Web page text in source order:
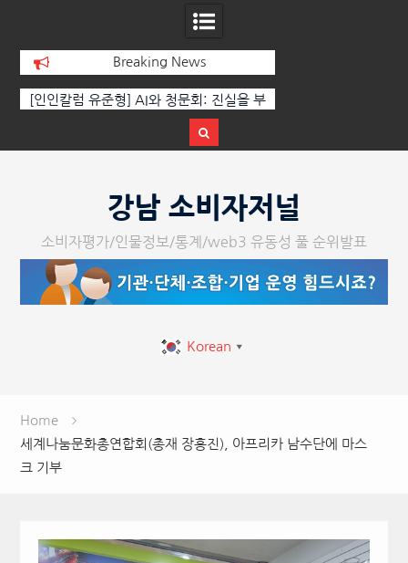
Breaking News
‘K-AI 아트 거장’ 장인보 감독, Ai 기술에
페스티벌’ 성황리에 막 내려
강남 소비자저널
소비자평가/인물정보/통계/web3 유동성 풀 순위발표
Korean ▼
Home
세계나눔문화총연합회(총재 장흥진), 아프리카 남수단에 마스
크 기부